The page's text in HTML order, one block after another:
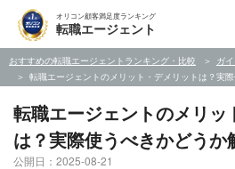
オリコン顧客満足度ランキング
転職エージェント
おすすめの転職エージェントランキング・比較 ガ
転職エージェントのメリット・デメリットは？実
転職エージェントのメリッ
は？実際使うべきかどうか
公開日：2025-08-21